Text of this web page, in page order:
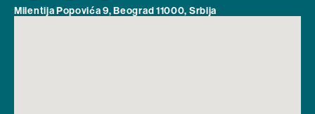
Milentija Popovića 9, Beograd 11000, Srbija